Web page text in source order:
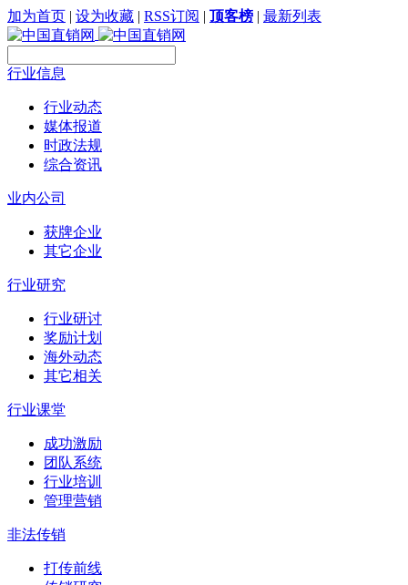
加为首页 | 设为收藏 | RSS订阅 | 顶客榜 | 最新列表
行业信息
行业动态
媒体报道
时政法规
综合资讯
业内公司
获牌企业
其它企业
行业研究
行业研讨
奖励计划
海外动态
其它相关
行业课堂
成功激励
团队系统
行业培训
管理营销
非法传销
打传前线